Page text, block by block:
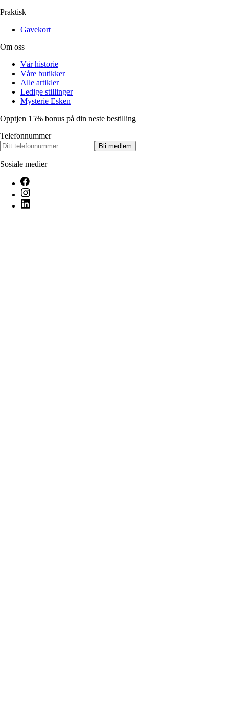
Praktisk
Gavekort
Om oss
Vår historie
Våre butikker
Alle artikler
Ledige stillinger
Mysterie Esken
Opptjen 15% bonus på din neste bestilling
Telefonnummer
Bli medlem
Sosiale medier